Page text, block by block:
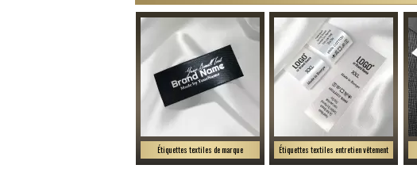
Étiquettes textiles de marque Étiquettes textiles entretien vêtement